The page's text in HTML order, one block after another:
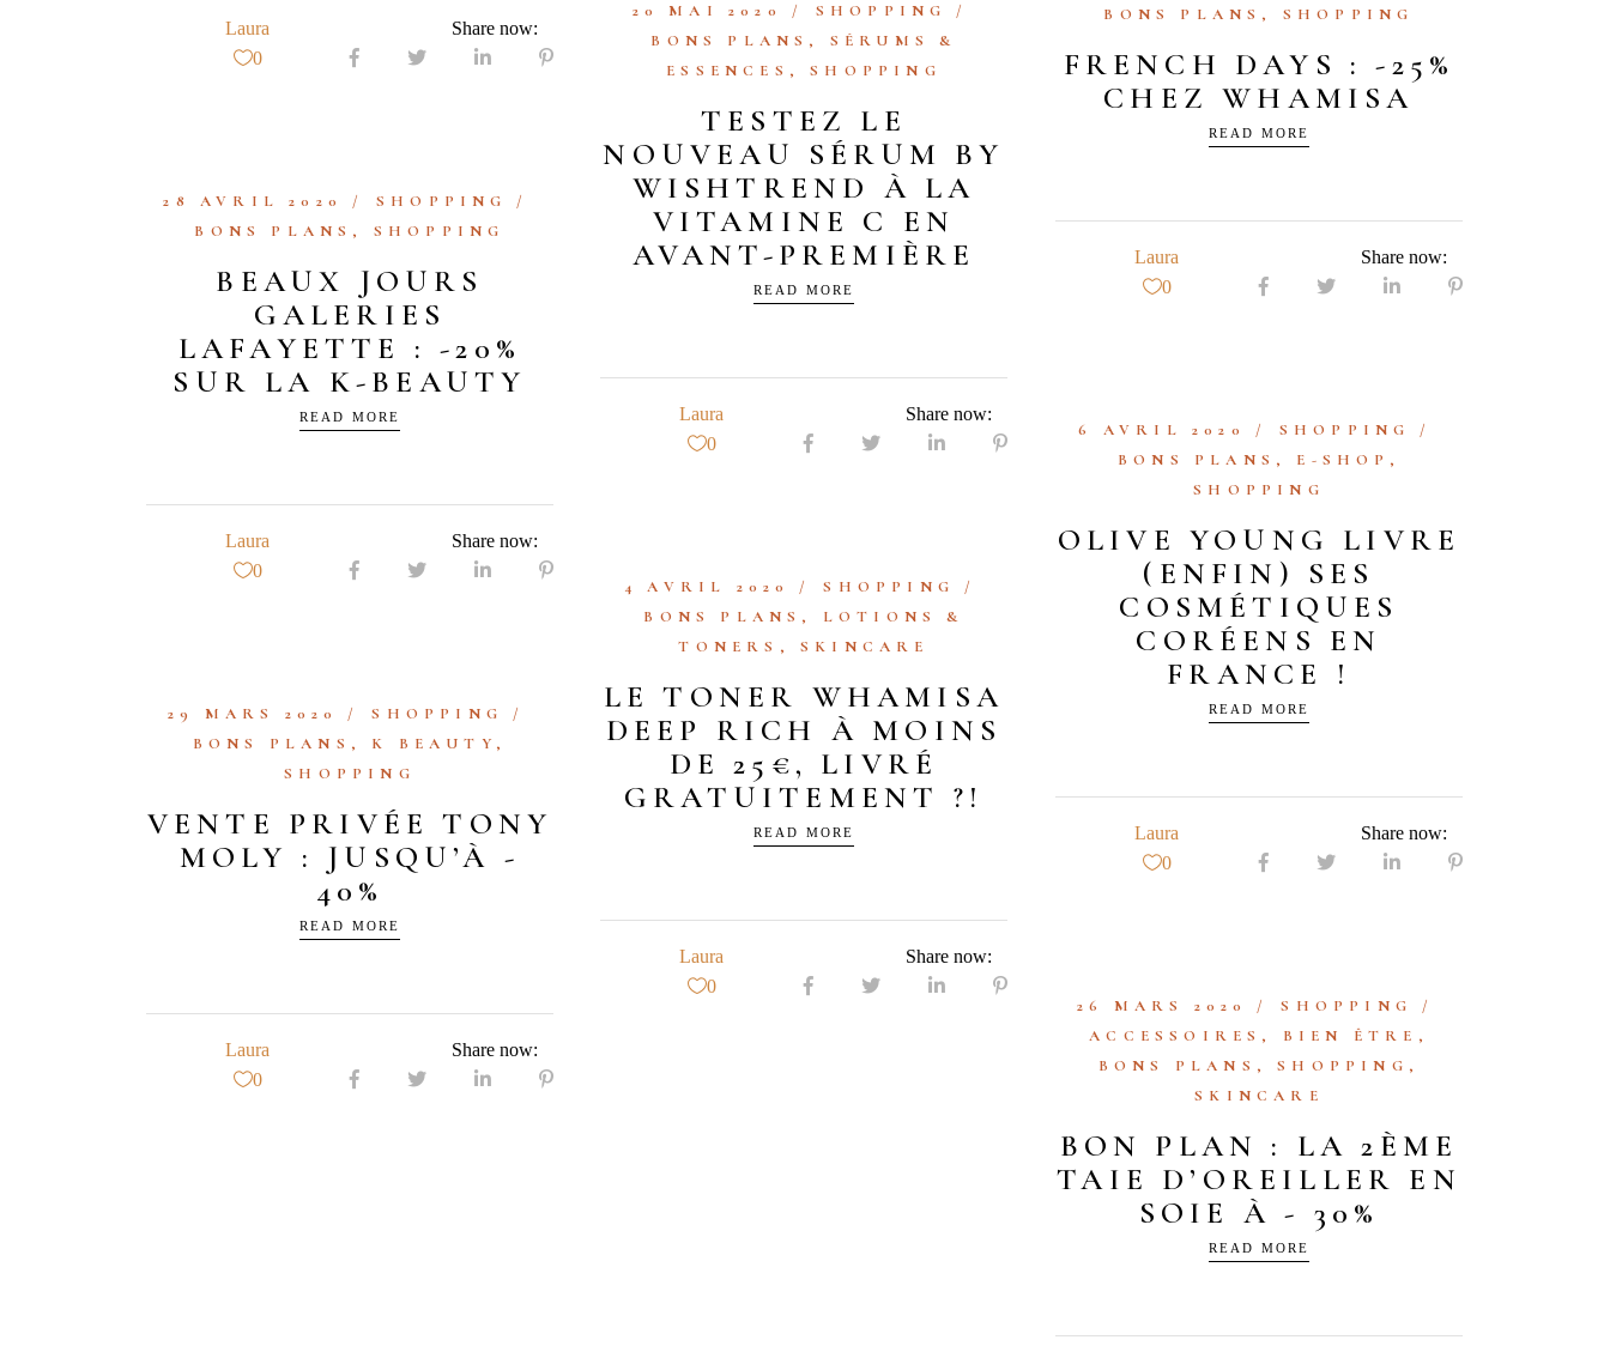
Laura
0
Share now:
BONS PLANS , SHOPPING
FRENCH DAYS : -25%
CHEZ WHAMISA
READ MORE
Laura
0
Share now:
20 MAI 2020
SHOPPING
BONS PLANS , SÉRUMS &
ESSENCES ,SHOPPING
TESTEZ LE
NOUVEAU SÉRUM BY
WISHTREND À LA
VITAMINE C EN
AVANT-PREMIÈRE
READ MORE
Laura
0
Share now:
28 AVRIL 2020
SHOPPING
BONS PLANS , SHOPPING
BEAUX JOURS
GALERIES
LAFAYETTE : -20%
SUR LA K-BEAUTY
READ MORE
Laura
0
Share now:
6 AVRIL 2020
SHOPPING
BONS PLANS , E-SHOP ,
SHOPPING
OLIVE YOUNG LIVRE
(ENFIN) SES
COSMÉTIQUES
CORÉENS EN
FRANCE !
READ MORE
Laura
0
Share now:
4 AVRIL 2020
SHOPPING
BONS PLANS , LOTIONS &
TONERS , SKINCARE
LE TONER WHAMISA
DEEP RICH À MOINS
DE 25€, LIVRÉ
GRATUITEMENT ?!
READ MORE
Laura
0
Share now:
29 MARS 2020
SHOPPING
BONS PLANS , K BEAUTY ,
SHOPPING
VENTE PRIVÉE TONY
MOLY : JUSQU’À -
40%
READ MORE
Laura
0
Share now:
26 MARS 2020
SHOPPING
ACCESSOIRES , BIEN ÊTRE ,
BONS PLANS ,SHOPPING ,
SKINCARE
BON PLAN : LA 2ÈME
TAIE D’OREILLER EN
SOIE À - 30%
READ MORE